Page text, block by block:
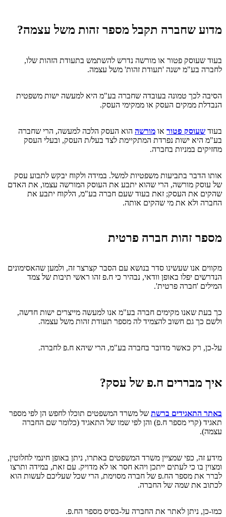
מדוע שחברה תקבל מספר זהות משל עצמה?
בעוד שעוסק פטור או מורשה נדרש להשתמש בתעודת הזהות שלו,
לחברה בע"מ ישנה 'תעודת זהות' משל עצמה.
הסיבה לכך טמונה בעובדה שחברה בע"מ היא למעשה ישות משפטית
הנבדלת ממקים העסק או ממקימי העסק.
בעוד שעוסק פטור או מורשה הוא העסק הלכה למעשה, הרי שחברה
בע"מ היא ישות נפרדת המתקיימת לצד בעל/ת העסק, ובעלי העסק
מחזיקים במניות בחברה.
אותו הדבר בתביעות משפטיות למשל. במידה ולקוח יבקש לתבוע עסק
של עוסק מורשה, הרי שהוא יתבע את העוסק המורשה עצמו, את האדם
שהקים את העסק; זאת בעוד שעם חברה בע"מ, הלקוח יתבע את
החברה ולא את מי שהקים אותה.
מספר זהות חברה פרטית
מקווים אנו שעשינו סדר בנושא עם הסבר קצרצר זה, ולמען שהאסימונים
הנדרשים יפלו באופן וודאי, נבהיר כי ח.פ זהו ראשי תיבות של צמד
המילים 'חברה פרטית'.
כך בעת שאנו מקימים חברה בע"מ אנו למעשה מייצרים ישות חדשה,
ולשם כך גם חשוב להצמיד לה מספר תעודת זהות משל עצמה.
על-כן, רק כאשר מדובר בחברה בע"מ, הרי שיהא ח.פ לחברה.
איך מבררים ח.פ של עסק?
באתר התאגידים ברשת של משרד המשפטים תוכלו לחפש הן לפי מספר
תאגיד (קרי מספר ח.פ) והן לפי שמו של התאגיד (כלומר שם החברה
עצמה).
מידע זה, כפי שמציין משרד המשפטים באתרו, ניתן באופן חינמי לחלוטין,
ומצוין בו כי לעתים ייתכן ויהא חסר או לא מדויק. עם זאת, במידה ותרצו
לברר את מספר הח.פ של חברה מסוימת, הרי שכל שעליכם לעשות הוא
לכתוב את שמה של החברה.
כמו-כן, ניתן לאתר את החברה על-בסיס מספר הח.פ.